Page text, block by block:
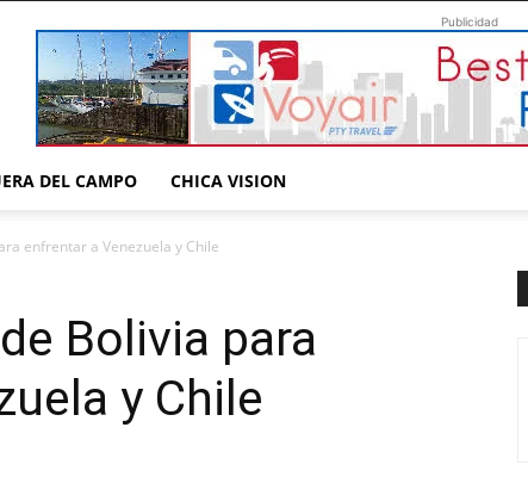
Publicidad
DEL CAMPO CHICA VISION
enfrentar a Venezuela y Chile
Bolivia para
y Chile